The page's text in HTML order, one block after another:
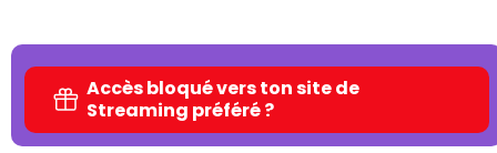
Accès bloqué vers ton site de
Streaming préféré ?